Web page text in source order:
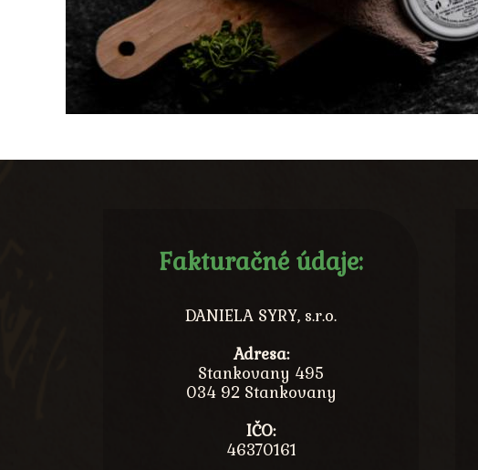
Fakturačné údaje:
DANIELA SYRY, s.r.o.
Adresa:
Stankovany 495
034 92 Stankovany
IČO:
46370161